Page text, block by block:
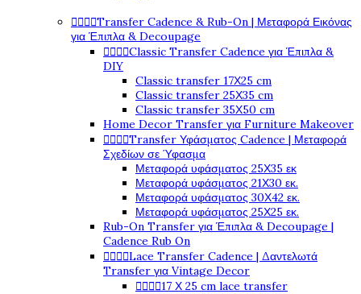
Transfer Cadence & Rub-On | Μεταφορά Εικόνας
για Έπιπλα & Decoupage
Classic Transfer Cadence για Έπιπλα &
DIY
Classic transfer 17Χ25 cm
Classic transfer 25Χ35 cm
Classic transfer 35Χ50 cm
Home Decor Transfer για Furniture Makeover
Transfer Υφάσματος Cadence | Μεταφορά
Σχεδίων σε Ύφασμα
Μεταφορά υφάσματος 25Χ35 εκ
Μεταφορά υφάσματος 21Χ30 εκ.
Μεταφορά υφάσματος 30Χ42 εκ.
Μεταφορά υφάσματος 25Χ25 εκ.
Rub-On Transfer για Έπιπλα & Decoupage |
Cadence Rub On
Lace Transfer Cadence | Δαντελωτά
Transfer για Vintage Decor
17 Χ 25 cm lace transfer